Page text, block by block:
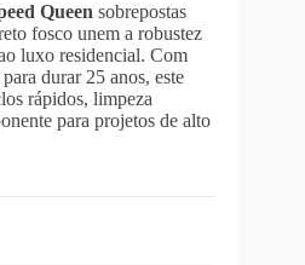
Queen sobrepostas
fosco unem a robustez
luxo residencial. Com
durar 25 anos, este
rápidos, limpeza
para projetos de alto